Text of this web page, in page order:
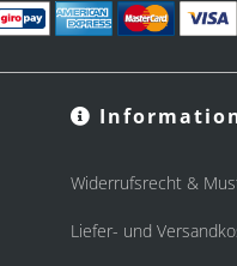
Widerrufsrecht &
Liefer- und